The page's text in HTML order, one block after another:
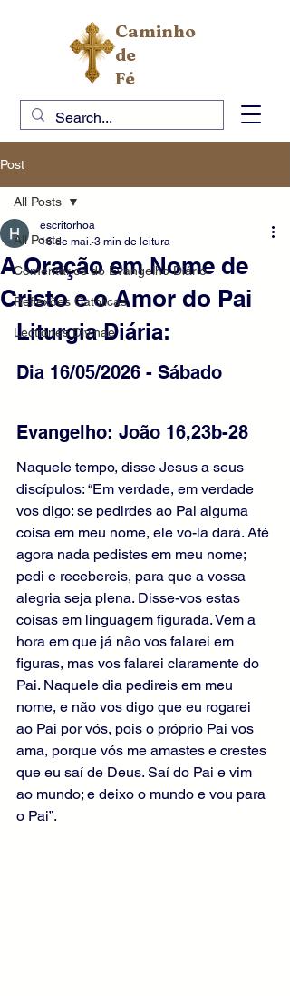
Caminho
de
Fé
Post
All Posts
Comentários do Evangelho Diário
Reflexões Católicas
Lectiones Divinae
All Posts
A Oração em Nome de
Cristo e o Amor do Pai
escritorhoa
16 de mai. 3 min de leitura
Liturgia Diária:
Dia 16/05/2026 - Sábado
Evangelho: João 16,23b-28
Naquele tempo, disse Jesus a seus
discípulos: “Em verdade, em verdade
vos digo: se pedirdes ao Pai alguma
coisa em meu nome, ele vo-la dará. Até
agora nada pedistes em meu nome;
pedi e recebereis, para que a vossa
alegria seja plena. Disse-vos estas
coisas em linguagem figurada. Vem a
hora em que já não vos falarei em
figuras, mas vos falarei claramente do
Pai. Naquele dia pedireis em meu
nome, e não vos digo que eu rogarei
ao Pai por vós, pois o próprio Pai vos
ama, porque vós me amastes e crestes
que eu saí de Deus. Saí do Pai e vim
ao mundo; e deixo o mundo e vou para
o Pai”.